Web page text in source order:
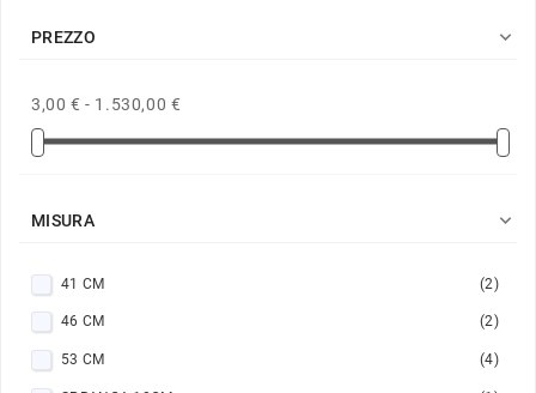
PREZZO 
3,00 € - 1.530,00 €
MISURA 
41 CM (2)
46 CM (2)
53 CM (4)